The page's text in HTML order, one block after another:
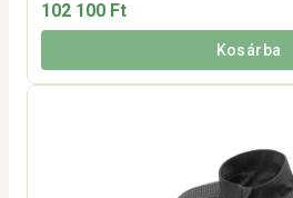
102 100 Ft
Kosárba